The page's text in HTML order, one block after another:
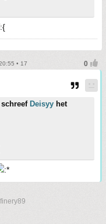
• 17
Deisyy het